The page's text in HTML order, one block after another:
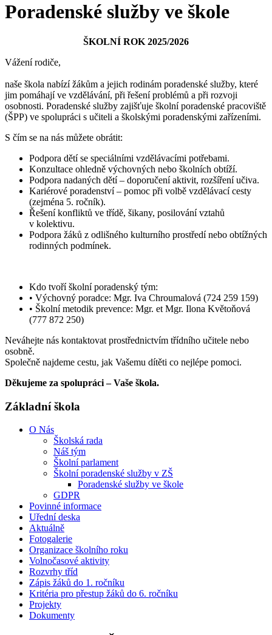
Poradenské služby ve škole
ŠKOLNÍ ROK 2025/2026
Vážení rodiče,
naše škola nabízí žákům a jejich rodinám poradenské služby, které
jim pomáhají ve vzdělávání, při řešení problémů a při rozvoji
osobnosti. Poradenské služby zajišťuje školní poradenské pracoviště
(ŠPP) ve spolupráci s učiteli a školskými poradenskými zařízeními.
S čím se na nás můžete obrátit:
Podpora dětí se speciálními vzdělávacími potřebami.
Konzultace ohledně výchovných nebo školních obtíží.
Podpora nadaných dětí – doporučení aktivit, rozšíření učiva.
Kariérové poradenství – pomoc při volbě vzdělávací cesty
(zejména 5. ročník).
Řešení konfliktů ve třídě, šikany, posilování vztahů
v kolektivu.
Podpora žáků z odlišného kulturního prostředí nebo obtížných
rodinných podmínek.
Kdo tvoří školní poradenský tým:
• Výchovný poradce: Mgr. Iva Chroumalová (724 259 159)
• Školní metodik prevence: Mgr. et Mgr. Ilona Květoňová
(777 872 250)
Neváhejte nás kontaktovat prostřednictvím třídního učitele nebo
osobně.
Společně najdeme cestu, jak Vašemu dítěti co nejlépe pomoci.
Děkujeme za spolupráci – Vaše škola.
Základní škola
O Nás
Školská rada
Náš tým
Školní parlament
Školní poradenské služby v ZŠ
Poradenské služby ve škole
GDPR
Povinné informace
Uřední deska
Aktuálně
Fotogalerie
Organizace školního roku
Volnočasové aktivity
Rozvrhy tříd
Zápis žáků do 1. ročníku
Kritéria pro přestup žáků do 6. ročníku
Projekty
Dokumenty